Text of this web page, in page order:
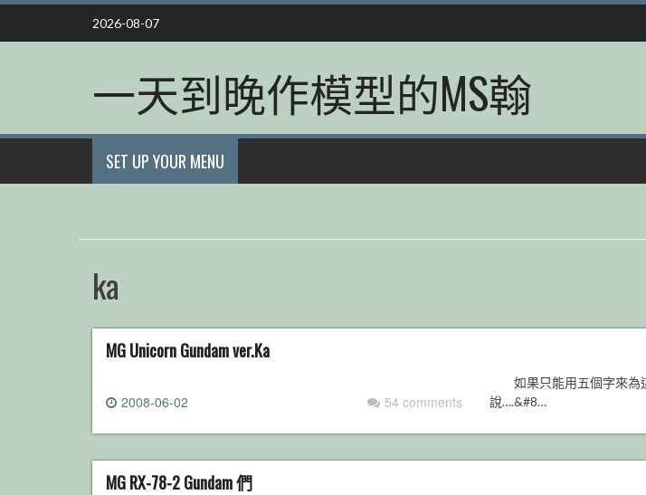
Skip
content
2026-08-07
一天到晚作模型的MS翰
SET UP YOUR MENU
ka
MG Unicorn Gundam ver.Ka
2008-06-02 54 comments
如果只能用五個字來為
說….&#8…
MG RX-78-2 Gundam 們